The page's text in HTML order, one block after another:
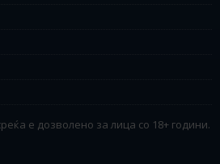
е дозволено за лица со 18+ години.